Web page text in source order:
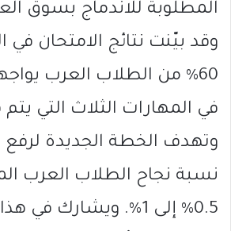
المطلوبة للاندماج بسوق
60% من الطلاب العرب
في المهارات الثلاث التي
وتهدف الخطة الجديدة
نسبة نجاح الطلاب العرب
0.5% إلى 1%. ويشارك في